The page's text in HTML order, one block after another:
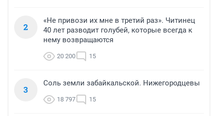
2
«Не привози их мне в третий раз». Читинец
40 лет разводит голубей, которые всегда к
нему возвращаются
20 200 15
3
Соль земли забайкальской. Нижегородцевы
18 797 15